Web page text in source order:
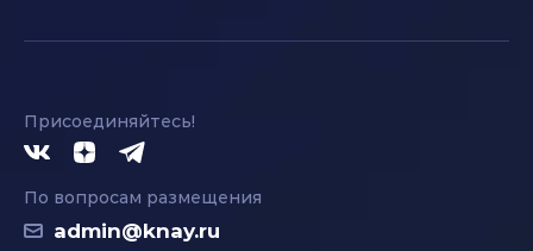
Присоединяйтесь!
По вопросам размещения
admin@knay.ru